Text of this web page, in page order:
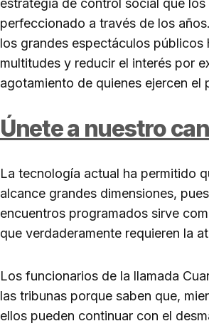
perfeccionado a través de los
los grandes espectáculos
multitudes y reducir el interés por
agotamiento de quienes ejercen el
Únete a nuestro
La tecnología actual ha permitido
alcance grandes dimensiones,
encuentros programados sirve
que verdaderamente requieren la
Los funcionarios de la llamada
las tribunas porque saben que,
ellos pueden continuar con el